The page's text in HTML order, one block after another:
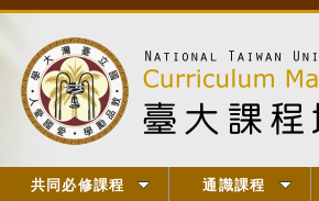
共同必修課程 通識課程